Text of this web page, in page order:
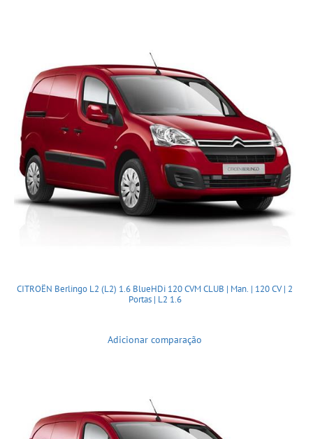
CITROËN Berlingo L2 (L2) 1.6 BlueHDi 120 CVM CLUB | Man. | 120 CV | 2
Portas | L2 1.6
Adicionar comparação